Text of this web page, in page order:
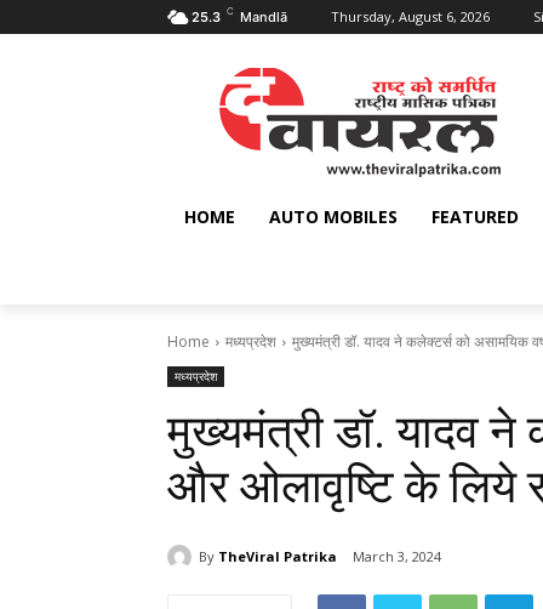
25.3 C Mandlā Thursday, August 6, 2026
HOME AUTO MOBILES FEATURED
Home मध्यप्रदेश मुख्यमंत्री डॉ. यादव ने कलेक्टर्स को असामयिक
मध्यप्रदेश
मुख्यमंत्री डॉ. यादव ने
और ओलावृष्टि के लिये
By TheViral Patrika March 3, 2024